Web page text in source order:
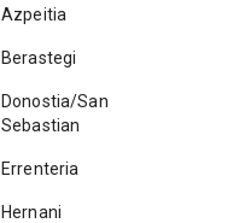
Azpeitia
Berastegi
Donostia/San
Sebastian
Errenteria
Hernani